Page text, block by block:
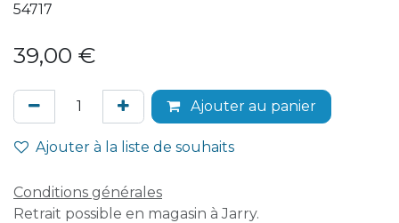
54717
39,00 €
Ajouter au panier
Ajouter à la liste de souhaits
Conditions générales
Retrait possible en magasin à Jarry.